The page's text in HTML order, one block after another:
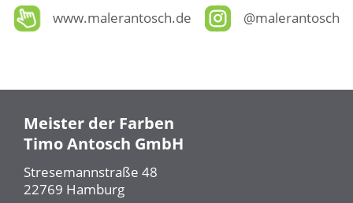
www.malerantosch.de @malerantosch
Meister der Farben
Timo Antosch GmbH
Stresemannstraße 48
22769 Hamburg